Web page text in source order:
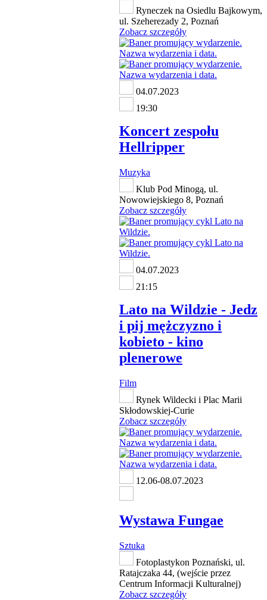
Ryneczek na Osiedlu Bajkowym,
ul. Szeherezady 2, Poznań
Zobacz szczegóły
04.07.2023
19:30
Koncert zespołu
Hellripper
Muzyka
Klub Pod Minogą, ul.
Nowowiejskiego 8, Poznań
Zobacz szczegóły
04.07.2023
21:15
Lato na Wildzie - Jedz
i pij mężczyzno i
kobieto - kino
plenerowe
Film
Rynek Wildecki i Plac Marii
Skłodowskiej-Curie
Zobacz szczegóły
12.06-08.07.2023
Wystawa Fungae
Sztuka
Fotoplastykon Poznański, ul.
Ratajczaka 44, (wejście przez
Centrum Informacji Kulturalnej)
Zobacz szczegóły